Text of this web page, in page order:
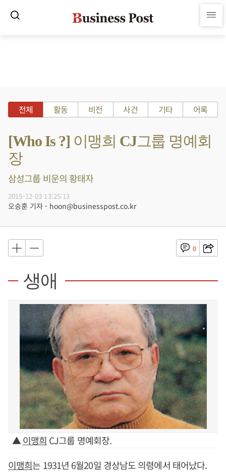
전체 활동 비전 사건 기타 어록
[Who Is ?] 이맹희 CJ그룹 명예회
장
삼성그룹 비운의 황태자
2015-12-03 13:25:13
오승훈 기자 - hoon@businesspost.co.kr
0
생애
▲이맹희 CJ그룹 명예회장.
이맹희는 1931년 6월20일 경상남도 의령에서 태어났다.